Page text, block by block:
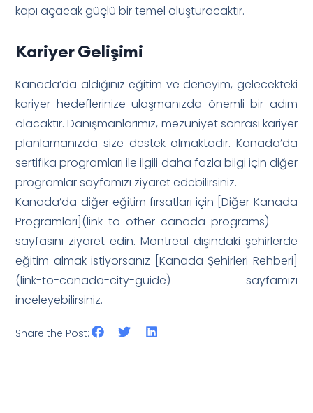
kapı açacak güçlü bir temel oluşturacaktır.
Kariyer Gelişimi
Kanada’da aldığınız eğitim ve deneyim, gelecekteki
kariyer hedeflerinize ulaşmanızda önemli bir adım
olacaktır. Danışmanlarımız, mezuniyet sonrası kariyer
planlamanızda size destek olmaktadır. Kanada’da
sertifika programları ile ilgili daha fazla bilgi için diğer
programlar sayfamızı ziyaret edebilirsiniz.
Kanada’da diğer eğitim fırsatları için [Diğer Kanada
Programları](link-to-other-canada-programs)
sayfasını ziyaret edin. Montreal dışındaki şehirlerde
eğitim almak istiyorsanız [Kanada Şehirleri Rehberi]
(link-to-canada-city-guide) sayfamızı
inceleyebilirsiniz.
Share the Post: